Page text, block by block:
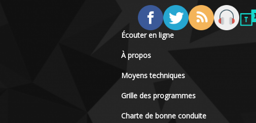
Écouter en ligne
À propos
Moyens techniques
Grille des programmes
Charte de bonne conduite